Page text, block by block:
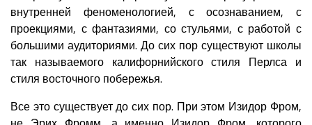
внутренней феноменологией, с осознаванием, с
проекциями, с фантазиями, со стульями, с работой с
большими аудиториями. До сих пор существуют школы
так называемого калифорнийского стиля Перлса и
стиля восточного побережья.
Все это существует до сих пор. При этом Изидор Фром,